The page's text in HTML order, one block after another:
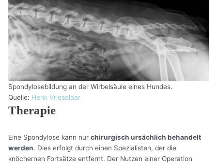
Spondylosebildung an der Wirbelsäule eines Hundes.
Quelle: Henk Vrieselaar
Therapie
Eine Spondylose kann nurchirurgisch ursächlich behandelt
werden. Dies erfolgt durch einen Spezialisten, der die
knöchernen Fortsätze entfernt. Der Nutzen einer Operation